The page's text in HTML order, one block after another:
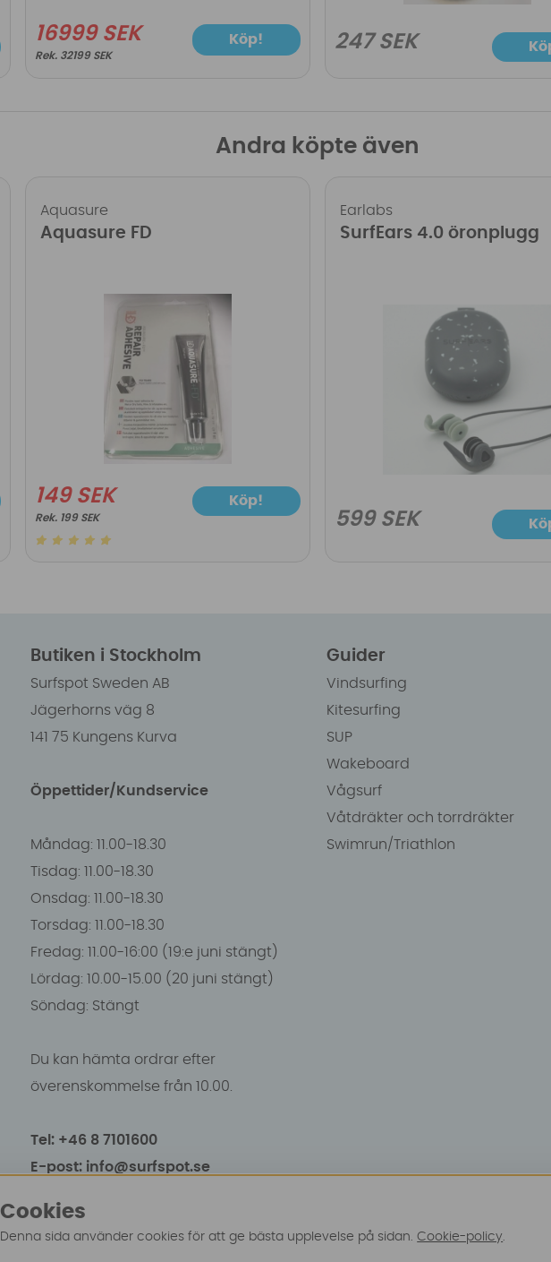
16999 SEK
32199 SEK
Köp! 247 SEK
Andra köpte även
Aquasure
Aquasure FD
149 SEK
199 SEK
Köp!
Earlabs
SurfEars 4.0 öronplugg
599 SEK
Butiken i Stockholm
Surfspot Sweden AB
Jägerhorns väg 8
141 75 Kungens Kurva
Öppettider/Kundservice
Måndag: 11.00-18.30
Tisdag: 11.00-18.30
Onsdag: 11.00-18.30
Torsdag: 11.00-18.30
Fredag: 11.00-16:00 (19:e juni stängt)
Lördag: 10.00-15.00 (20 juni stängt)
Söndag: Stängt
Du kan hämta ordrar efter
överenskommelse från 10.00.
Tel: +46 8 7101600
E-post: info@surfspot.se
Guider
Vindsurfing
Kitesurfing
SUP
Wakeboard
Vågsurf
Våtdräkter och torrdräkter
Swimrun/Triathlon
Cookies
Denna sida använder cookies för att ge bästa upplevelse på sidan.Cookie-policy.